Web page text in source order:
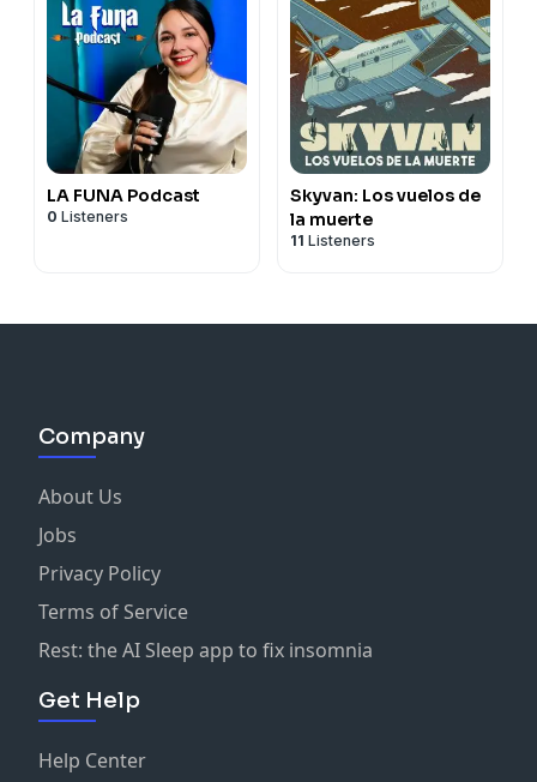
LA FUNA Podcast
0 Listeners
Skyvan: Los vuelos de
la muerte
11 Listeners
Company
About Us
Jobs
Privacy Policy
Terms of Service
Rest: the AI Sleep app to fix insomnia
Get Help
Help Center